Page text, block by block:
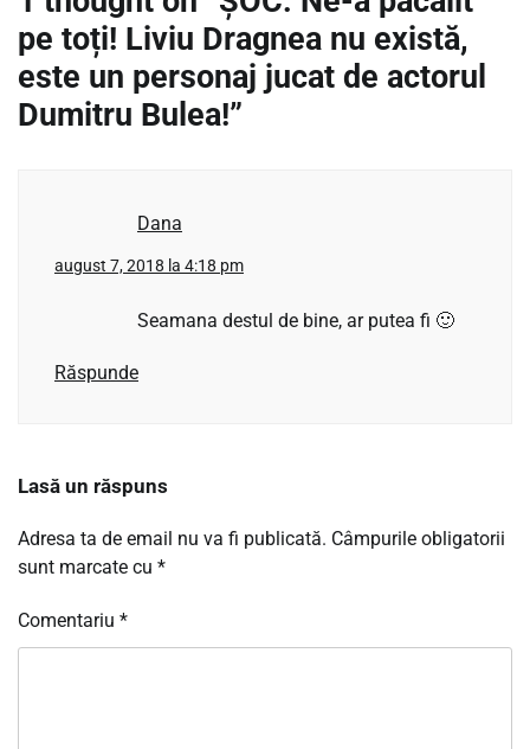
pe toți! Liviu Dragnea nu există,
este un personaj jucat de actorul
Dumitru Bulea!”
Dana
august 7, 2018 la 4:18 pm
Seamana destul de bine, ar putea fi 🙂
Răspunde
Lasă un răspuns
Adresa ta de email nu va fi publicată. Câmpurile obligatorii
sunt marcate cu *
Comentariu *